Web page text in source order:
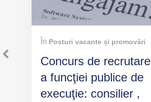
În Posturi vacante și promovări
Concurs de recrutare
a funcţiei publice de
execuţie: consilier ,